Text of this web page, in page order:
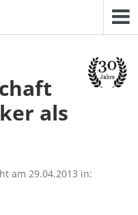
als
am 29.04.2013 in: